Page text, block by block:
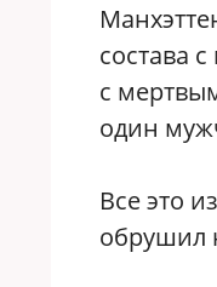
состава
с
один
Все это
обрушил